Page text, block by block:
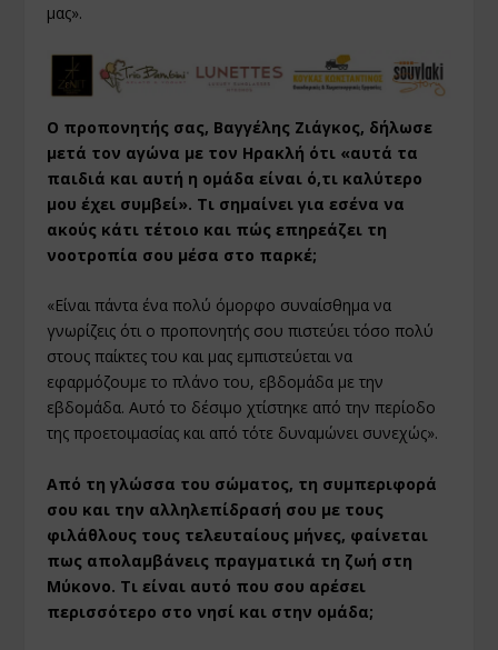
μας».
Ο προπονητής σας, Βαγγέλης Ζιάγκος, δήλωσε
μετά τον αγώνα με τον Ηρακλή ότι «αυτά τα
παιδιά και αυτή η ομάδα είναι ό,τι καλύτερο
μου έχει συμβεί». Τι σημαίνει για εσένα να
ακούς κάτι τέτοιο και πώς επηρεάζει τη
νοοτροπία σου μέσα στο παρκέ;
«Είναι πάντα ένα πολύ όμορφο συναίσθημα να
γνωρίζεις ότι ο προπονητής σου πιστεύει τόσο πολύ
στους παίκτες του και μας εμπιστεύεται να
εφαρμόζουμε το πλάνο του, εβδομάδα με την
εβδομάδα. Αυτό το δέσιμο χτίστηκε από την περίοδο
της προετοιμασίας και από τότε δυναμώνει συνεχώς».
Από τη γλώσσα του σώματος, τη συμπεριφορά
σου και την αλληλεπίδρασή σου με τους
φιλάθλους τους τελευταίους μήνες, φαίνεται
πως απολαμβάνεις πραγματικά τη ζωή στη
Μύκονο. Τι είναι αυτό που σου αρέσει
περισσότερο στο νησί και στην ομάδα;